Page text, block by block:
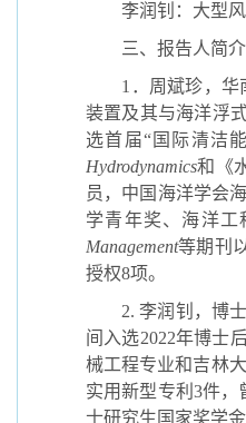
李润钊 ：大型
三、报告人简介
1 ．周斌珍，
装置及其与海洋浮
选首届“国际清洁
Hydrodynamics和《
员，中国海洋学会
学青年奖、海洋
Management等期刊
授权8项。
2.李润钊，博
间入选2022年博士
械工程专业和吉林
实用新型专利 3件，
士研究生国家奖学金